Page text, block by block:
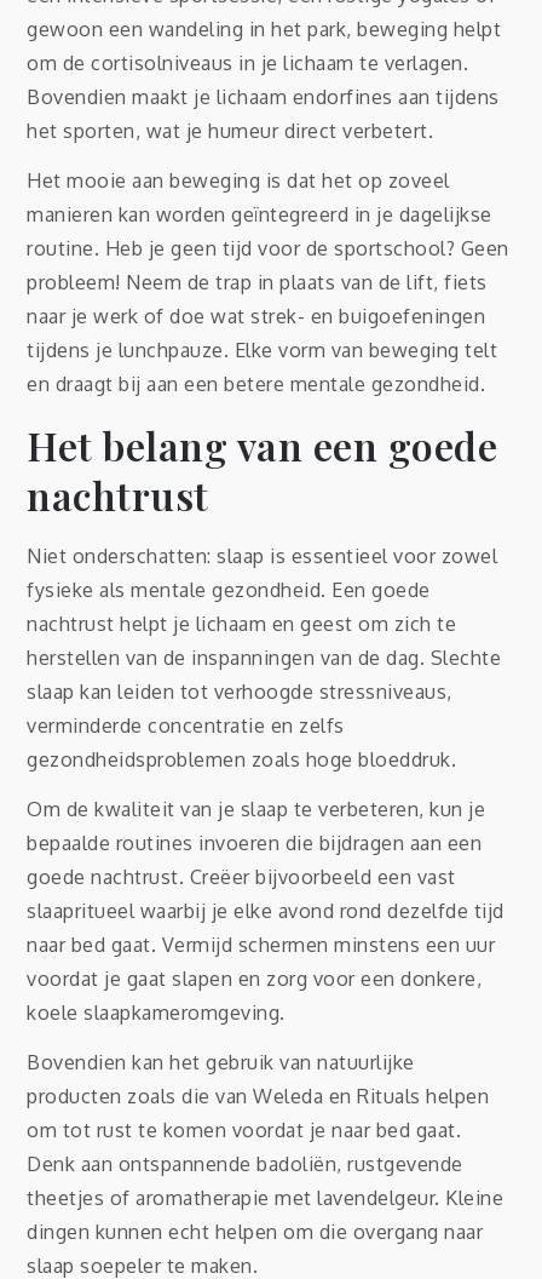
gewoon een wandeling in het park, beweging helpt
om de cortisolniveaus in je lichaam te verlagen.
Bovendien maakt je lichaam endorfines aan tijdens
het sporten, wat je humeur direct verbetert.
Het mooie aan beweging is dat het op zoveel
manieren kan worden geïntegreerd in je dagelijkse
routine. Heb je geen tijd voor de sportschool? Geen
probleem! Neem de trap in plaats van de lift, fiets
naar je werk of doe wat strek- en buigoefeningen
tijdens je lunchpauze. Elke vorm van beweging telt
en draagt bij aan een betere mentale gezondheid.
Het belang van een goede
nachtrust
Niet onderschatten: slaap is essentieel voor zowel
fysieke als mentale gezondheid. Een goede
nachtrust helpt je lichaam en geest om zich te
herstellen van de inspanningen van de dag. Slechte
slaap kan leiden tot verhoogde stressniveaus,
verminderde concentratie en zelfs
gezondheidsproblemen zoals hoge bloeddruk.
Om de kwaliteit van je slaap te verbeteren, kun je
bepaalde routines invoeren die bijdragen aan een
goede nachtrust. Creëer bijvoorbeeld een vast
slaapritueel waarbij je elke avond rond dezelfde tijd
naar bed gaat. Vermijd schermen minstens een uur
voordat je gaat slapen en zorg voor een donkere,
koele slaapkameromgeving.
Bovendien kan het gebruik van natuurlijke
producten zoals die van Weleda en Rituals helpen
om tot rust te komen voordat je naar bed gaat.
Denk aan ontspannende badoliën, rustgevende
theetjes of aromatherapie met lavendelgeur. Kleine
dingen kunnen echt helpen om die overgang naar
slaap soepeler te maken.